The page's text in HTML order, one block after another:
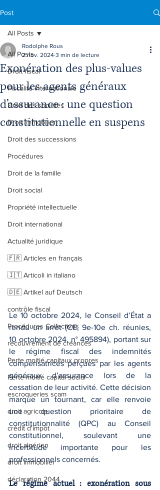
Post
All Posts
Droit fiscal
Fiscalité internationale
Droit des sociétés
Droit immobilier
Droit des successions
Procédures
Droit de la famille
Droit social
Propriété intellectuelle
Droit international
Actualité juridique
🇫🇷 Articles en français
🇮🇹 Articoli in italiano
🇩🇪 Artikel auf Deutsch
contrôle fiscal
Procédures Collectives
recouvrement de créances
Perte moitié capitaux propres
Perte moitié capital social
escroqueries scam
droit agricole
crédit d'impôt
droit algérien
droit immobilier
déclaration 2044
All Posts
Exonération des plus-values
pour les agents généraux
d’assurance : une question
constitutionnelle en suspens
Rodolphe Rous
2 nov. 2024 3 min de lecture
Le 10 octobre 2024, le Conseil d’État a
rendu un arrêt (CE, 9e-10e ch. réunies,
10 octobre 2024, n° 495894), portant sur
le régime fiscal des indemnités
compensatrices perçues par les agents
généraux d’assurance lors de la
cessation de leur activité. Cette décision
marque un tournant, car elle renvoie
une question prioritaire de
constitutionnalité (QPC) au Conseil
constitutionnel, soulevant une
incertitude importante pour les
professionnels concernés.
Le régime actuel : exonération sous